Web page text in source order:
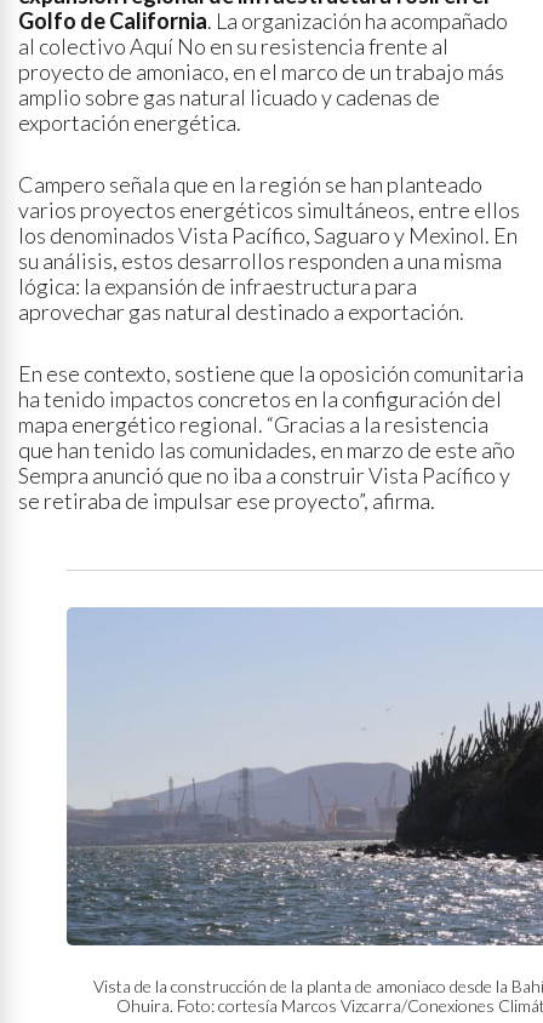
Golfo de California. La organización ha acompañado
al colectivo Aquí No en su resistencia frente al
proyecto de amoniaco, en el marco de un trabajo más
amplio sobre gas natural licuado y cadenas de
exportación energética.
Campero señala que en la región se han planteado
varios proyectos energéticos simultáneos, entre ellos
los denominados Vista Pacífico, Saguaro y Mexinol. En
su análisis, estos desarrollos responden a una misma
lógica: la expansión de infraestructura para
aprovechar gas natural destinado a exportación.
En ese contexto, sostiene que la oposición comunitaria
ha tenido impactos concretos en la configuración del
mapa energético regional. “Gracias a la resistencia
que han tenido las comunidades, en marzo de este año
Sempra anunció que no iba a construir Vista Pacífico y
se retiraba de impulsar ese proyecto”, afirma.
Vista de la construcción de la planta de amoniaco desde la
Ohuira. Foto: cortesía Marcos Vizcarra/Conexiones